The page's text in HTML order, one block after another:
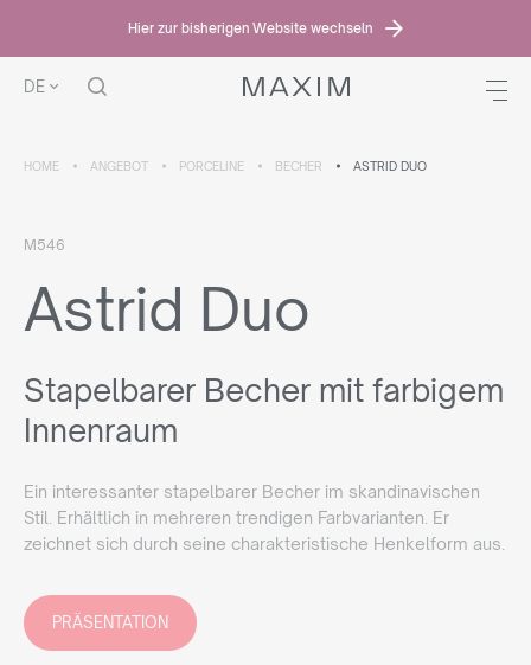
Hier zur bisherigen Website wechseln
DE
HOME ANGEBOT PORCELINE BECHER ASTRID DUO
M546
Astrid Duo
Stapelbarer Becher mit farbigem
Innenraum
Ein interessanter stapelbarer Becher im skandinavischen
Stil. Erhältlich in mehreren trendigen Farbvarianten. Er
zeichnet sich durch seine charakteristische Henkelform aus.
PRÄSENTATION